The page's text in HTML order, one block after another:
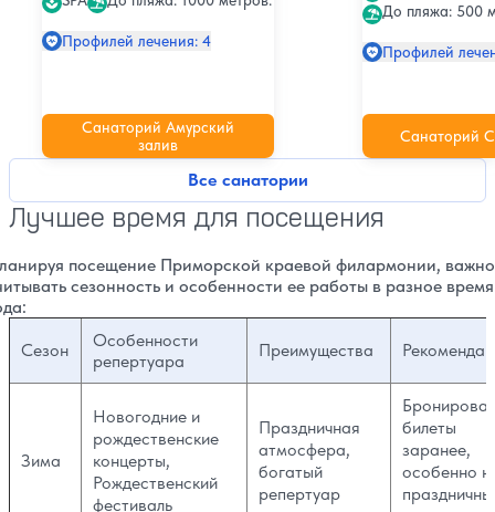
Все санатории
Профилей лечения: 4
Санаторий Амурский
залив
До пляжа: 500
Профилей
Санаторий
Лучшее время для посещения
посещение Приморской краевой филармонии, важно
сезонность и особенности ее работы в разное время
Сезон
Особенности
репертуара
Преимущества
Зима
Новогодние и
рождественские
концерты,
Рождественский
фестиваль
Праздничная
атмосфера,
богатый
репертуар
билеты
заранее,
особенно